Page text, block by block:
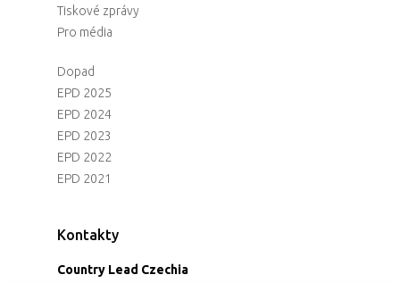
Tiskové zprávy
Pro média
Dopad
EPD 2025
EPD 2024
EPD 2023
EPD 2022
EPD 2021
Kontakty
Country Lead Czechia